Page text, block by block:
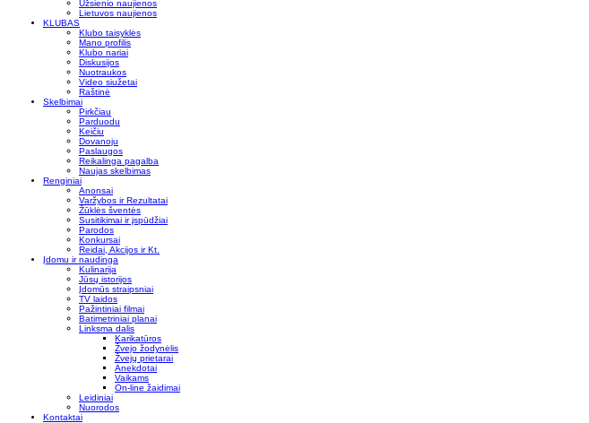
Užsienio naujienos
Lietuvos naujienos
KLUBAS
Klubo taisyklės
Mano profilis
Klubo nariai
Diskusijos
Nuotraukos
Video siužetai
Raštinė
Skelbimai
Pirkčiau
Parduodu
Keičiu
Dovanoju
Paslaugos
Reikalinga pagalba
Naujas skelbimas
Renginiai
Anonsai
Varžybos ir Rezultatai
Žūklės šventės
Susitikimai ir įspūdžiai
Parodos
Konkursai
Reidai, Akcijos ir Kt.
Įdomu ir naudinga
Kulinarija
Jūsų istorijos
Įdomūs straipsniai
TV laidos
Pažintiniai filmai
Batimetriniai planai
Linksma dalis
Karikatūros
Žvejo žodynėlis
Žvejų prietarai
Anekdotai
Vaikams
On-line žaidimai
Leidiniai
Nuorodos
Kontaktai